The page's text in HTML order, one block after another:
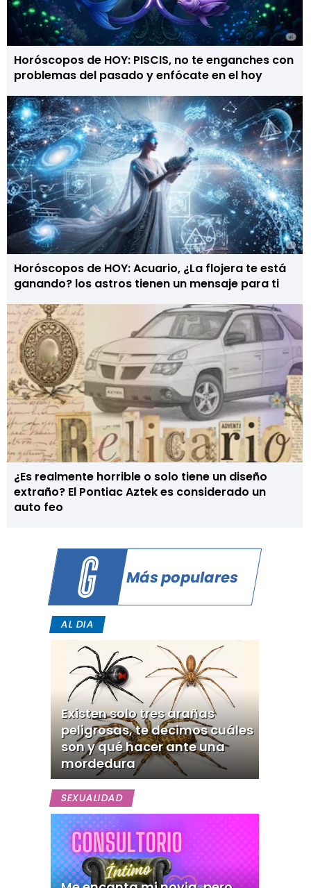
Horóscopos de HOY: PISCIS, no te enganches con
problemas del pasado y enfócate en el hoy
Horóscopos de HOY: Acuario, ¿La flojera te está
ganando? los astros tienen un mensaje para ti
¿Es realmente horrible o solo tiene un diseño
extraño? El Pontiac Aztek es considerado un
auto feo
Más populares
AL DIA
Existen solo tres arañas
peligrosas, te decimos cuáles
son y qué hacer ante una
mordedura
SEXUALIDAD